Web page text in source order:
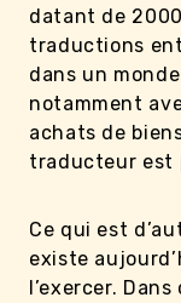
datant de
traductions
dans un
notamment
achats de
traducteur est
Ce qui est
existe
l’exercer.